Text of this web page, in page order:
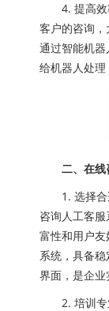
4. 提高效
客户的咨询，
通过智能机
给机器人处理
二、在
1. 选择合
咨询人工客
富性和用户友
系统，具备
界面，是企业
2. 培训专